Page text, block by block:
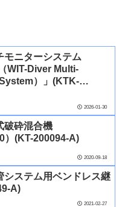
モニターシステム
WIT-Diver Multi-
）」(KTK-
2026-01-30
破砕混合機
）(KT-200094-A)
2020-09-18
システム用ベンドレス継
A)
2021-02-27